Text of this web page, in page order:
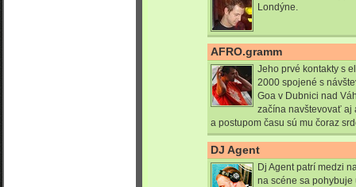
Londýne.
AFRO.gramm
Jeho prvé kontakty s
2000 spojené s
Goa v Dubnici nad
začína navštevovať aj
a postupom času sú mu čoraz
DJ Agent
Dj Agent patrí medzi
na scéne sa pohybuje